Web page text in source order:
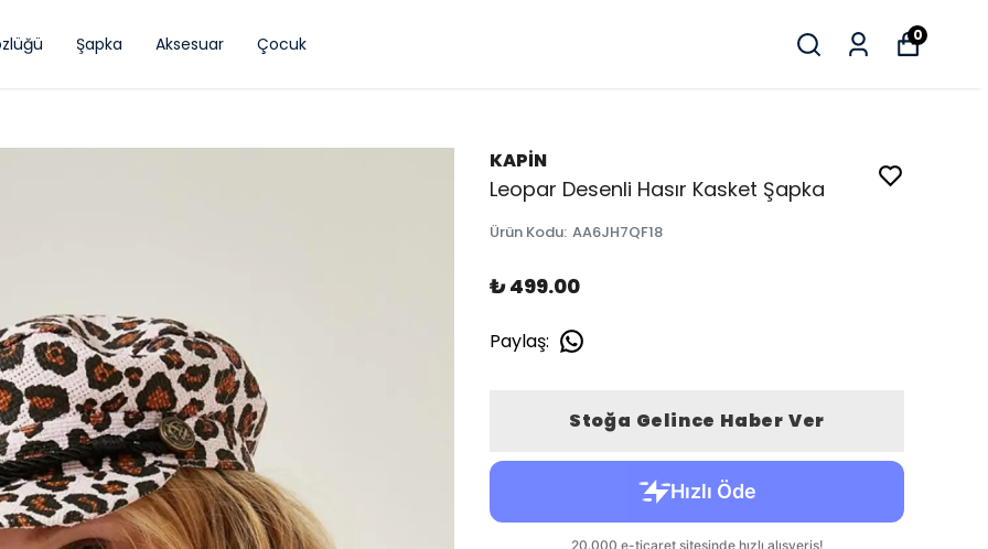
Şapka Aksesuar Çocuk 0
KAPİN
Leopar Desenli Hasır Kasket Şapka
Ürün Kodu: AA6JH7QF18
₺ 499.00
Paylaş:
Stoğa Gelince Haber Ver